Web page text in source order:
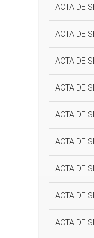
ACTA DE
ACTA DE
ACTA DE
ACTA DE
ACTA DE
ACTA DE
ACTA DE
ACTA DE
ACTA DE